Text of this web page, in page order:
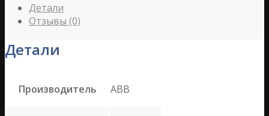
Детали
Отзывы (0)
Детали
Производитель ABB